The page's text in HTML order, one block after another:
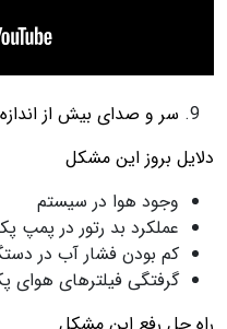
سر و صدای بیش از
دلایل بروز این مشکل
وجود هوا در سیستم
عملکرد بد رتور در پمپ
کم بودن فشار آب در
گرفتگی فیلترهای هوای